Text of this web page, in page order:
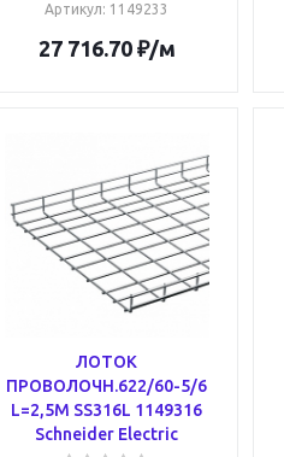
Артикул: 1149233
27 716.70₽/м
ЛОТОК
ПРОВОЛОЧН.622/60-5/6
L=2,5M SS316L 1149316
Schneider Electric